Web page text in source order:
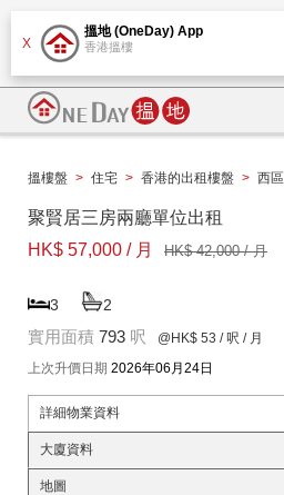
X
搵地 (OneDay) App
香港搵樓
搵樓盤 > 住宅 > 香港的出租樓盤 > 西區
聚賢居三房兩廳單位出租
HK$ 57,000 / 月
HK$ 42,000 / 月
3 2
實用面積 793 呎 @HK$ 53 / 呎 / 月
上次升價日期 2026年06月24日
詳細物業資料
大廈資料
地圖